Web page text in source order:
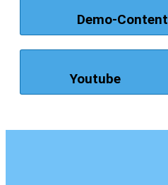
Demo-Content
Youtube